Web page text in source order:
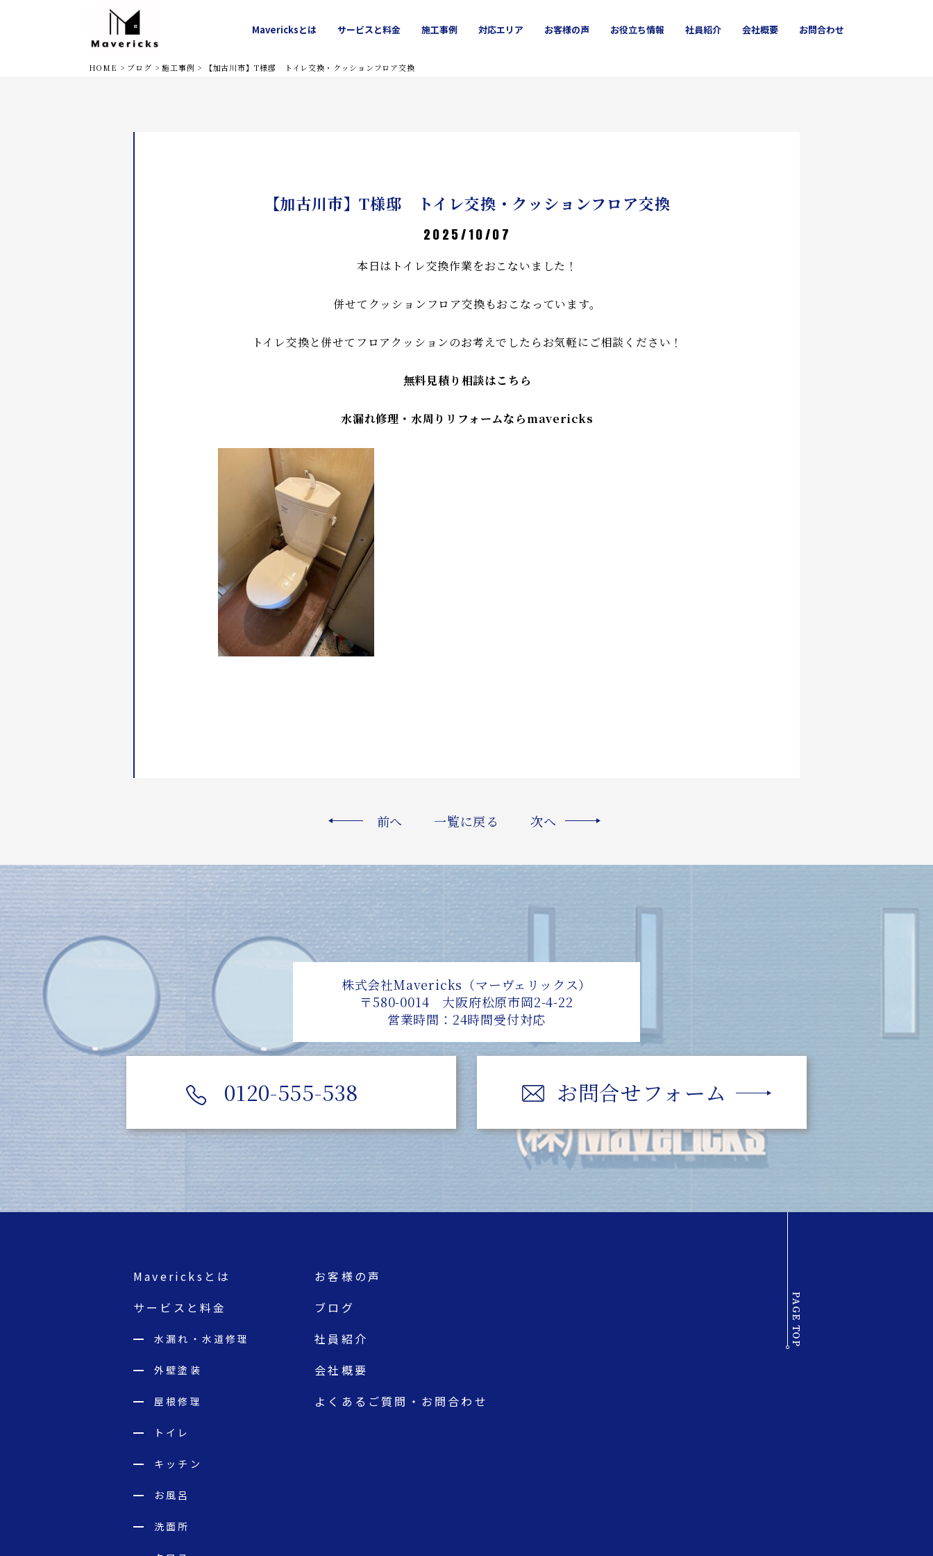
Mavericksとは サービスと料金 施工事例 対応エリア お客様の声 お役立ち情報 社員紹介 会社概要 お問合わせ
HOME > ブログ >施工事例 > 【加古川市】T様邸 トイレ交換・クッションフロア交換
【加古川市】T様邸 トイレ交換・クッションフロア交換
2025/10/07
本日はトイレ交換作業をおこないました！
併せてクッションフロア交換もおこなっています。
トイレ交換と併せてフロアクッションのお考えでしたらお気軽にご相談ください！
無料見積り相談はこちら
水漏れ修理・水周りリフォームならmavericks
前へ 一覧に戻る 次へ
株式会社Mavericks（マーヴェリックス）
〒580-0014 大阪府松原市岡2-4-22
営業時間：24時間受付対応
0120-555-538 お問合せフォーム
Mavericksとは
サービスと料金
水漏れ・水道修理
外壁塗装
屋根修理
トイレ
キッチン
お風呂
洗面所
お客様の声
ブログ
社員紹介
会社概要
よくあるご質問・お問合わせ